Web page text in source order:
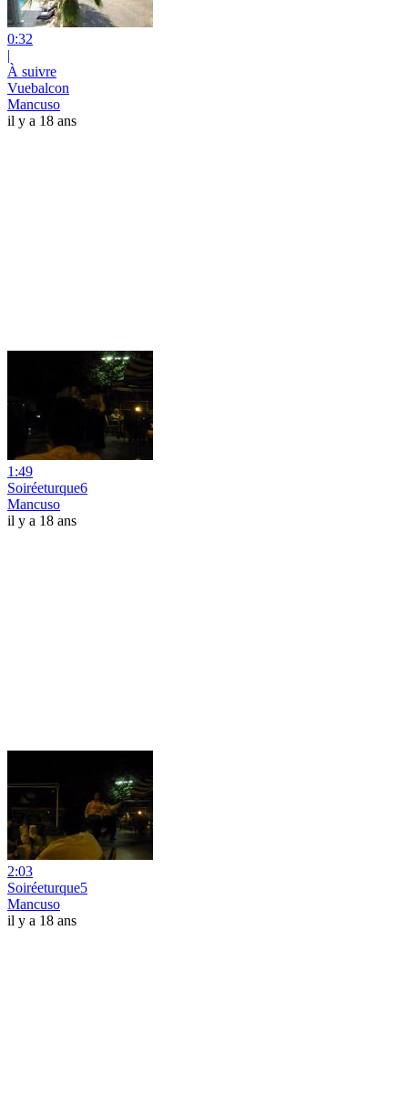
0:32
|
À suivre
Vuebalcon
Mancuso
il y a 18 ans
1:49
Soiréeturque6
Mancuso
il y a 18 ans
2:03
Soiréeturque5
Mancuso
il y a 18 ans